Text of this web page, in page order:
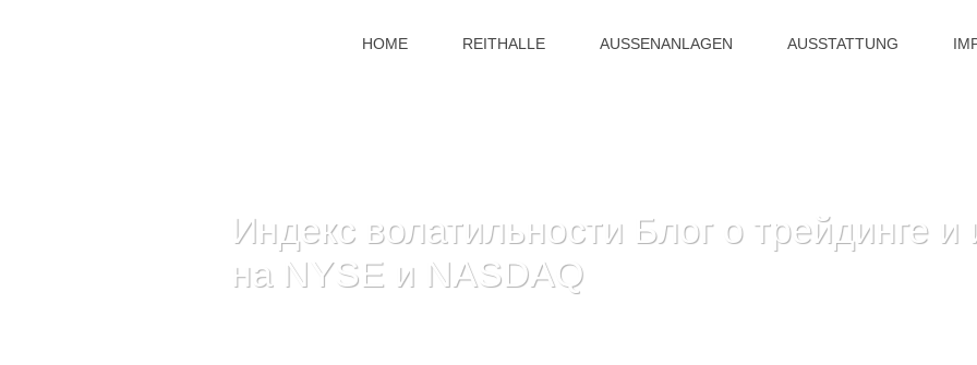
HOME REITHALLE AUSSENANLAGEN AUSSTATTUNG
Индекс волатильности Блог о трейдинге и
на NYSE и NASDAQ